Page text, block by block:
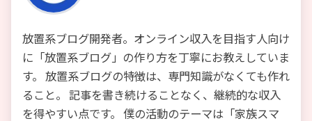
放置系ブログ開発者。オンライン収入を目指す人向け
に「放置系ブログ」の作り方を丁寧にお教えしていま
す。 放置系ブログの特徴は、専門知識がなくても作れ
ること。 記事を書き続けることなく、継続的な収入
を得やすい点です。 僕の活動のテーマは「家族スマ